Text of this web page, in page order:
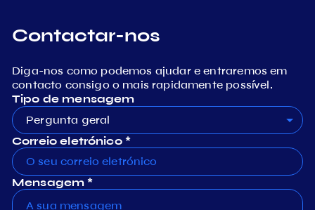
Contactar-nos
Diga-nos como podemos ajudar e entraremos em
contacto consigo o mais rapidamente possível.
Tipo de mensagem
Pergunta geral
Correio eletrónico *
Mensagem *